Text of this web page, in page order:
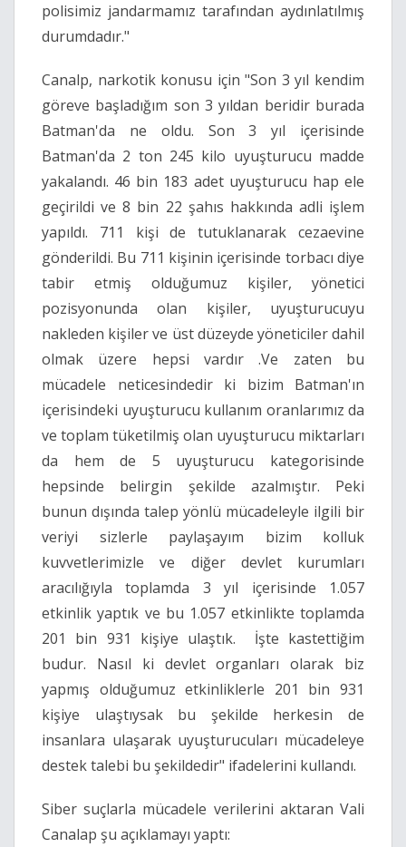
polisimiz jandarmamız tarafından aydınlatılmış
durumdadır."
Canalp, narkotik konusu için "Son 3 yıl kendim
göreve başladığım son 3 yıldan beridir burada
Batman'da ne oldu. Son 3 yıl içerisinde
Batman'da 2 ton 245 kilo uyuşturucu madde
yakalandı. 46 bin 183 adet uyuşturucu hap ele
geçirildi ve 8 bin 22 şahıs hakkında adli işlem
yapıldı. 711 kişi de tutuklanarak cezaevine
gönderildi. Bu 711 kişinin içerisinde torbacı diye
tabir etmiş olduğumuz kişiler, yönetici
pozisyonunda olan kişiler, uyuşturucuyu
nakleden kişiler ve üst düzeyde yöneticiler dahil
olmak üzere hepsi vardır .Ve zaten bu
mücadele neticesindedir ki bizim Batman'ın
içerisindeki uyuşturucu kullanım oranlarımız da
ve toplam tüketilmiş olan uyuşturucu miktarları
da hem de 5 uyuşturucu kategorisinde
hepsinde belirgin şekilde azalmıştır. Peki
bunun dışında talep yönlü mücadeleyle ilgili bir
veriyi sizlerle paylaşayım bizim kolluk
kuvvetlerimizle ve diğer devlet kurumları
aracılığıyla toplamda 3 yıl içerisinde 1.057
etkinlik yaptık ve bu 1.057 etkinlikte toplamda
201 bin 931 kişiye ulaştık. İşte kastettiğim
budur. Nasıl ki devlet organları olarak biz
yapmış olduğumuz etkinliklerle 201 bin 931
kişiye ulaştıysak bu şekilde herkesin de
insanlara ulaşarak uyuşturucuları mücadeleye
destek talebi bu şekildedir" ifadelerini kullandı.
Siber suçlarla mücadele verilerini aktaran Vali
Canalap şu açıklamayı yaptı: